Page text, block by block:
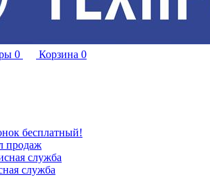
0 Корзина 0
бесплатный!
продаж
служба
служба